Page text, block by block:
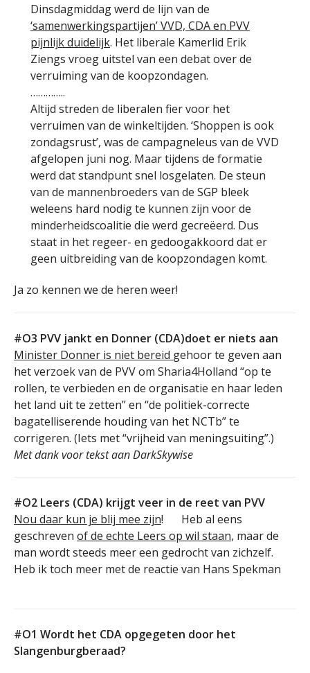
Dinsdagmiddag werd de lijn van de
‘samenwerkingspartijen’ VVD, CDA en PVV
pijnlijk duidelijk. Het liberale Kamerlid Erik
Ziengs vroeg uitstel van een debat over de
verruiming van de koopzondagen.
…………..
Altijd streden de liberalen fier voor het
verruimen van de winkeltijden. ‘Shoppen is ook
zondagsrust’, was de campagneleus van de VVD
afgelopen juni nog. Maar tijdens de formatie
werd dat standpunt snel losgelaten. De steun
van de mannenbroeders van de SGP bleek
weleens hard nodig te kunnen zijn voor de
minderheidscoalitie die werd gecreëerd. Dus
staat in het regeer- en gedoogakkoord dat er
geen uitbreiding van de koopzondagen komt.
Ja zo kennen we de heren weer!
#O3 PVV jankt en Donner (CDA)doet er niets aan
Minister Donner is niet bereid gehoor te geven aan
het verzoek van de PVV om Sharia4Holland “op te
rollen, te verbieden en de organisatie en haar leden
het land uit te zetten” en “de politiek-correcte
bagatelliserende houding van het NCTb” te
corrigeren. (Iets met “vrijheid van meningsuiting”.)
Met dank voor tekst aan DarkSkywise
#O2 Leers (CDA) krijgt veer in de reet van PVV
Nou daar kun je blij mee zijn!
Heb al eens
geschreven of de echte Leers op wil staan, maar de
man wordt steeds meer een gedrocht van zichzelf.
Heb ik toch meer met de reactie van Hans Spekman
#O1 Wordt het CDA opgegeten door het
Slangenburgberaad?